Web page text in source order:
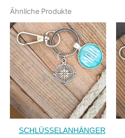
Ähnliche Produkte
SCHLÜSSELANHÄNGER